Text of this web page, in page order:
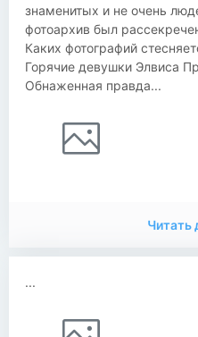
знаменитых и не очень
фотоархив был
Каких фотографий
Горячие девушки Элвиса
Обнаженная правда...
Читать
...